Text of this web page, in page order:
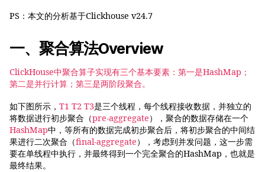
PS：本文的分析基于Clickhouse v24.7
一、聚合算法Overview
ClickHouse中聚合算子实现有三个基本要素：第一是HashMap；
第二是并行计算；第三是两阶段聚合。
如下图所示， T1 T2 T3是三个线程，每个线程接收数据，并独立的
将数据进行初步聚合（pre-aggregate），聚合的数据存储在一个
HashMap中，等所有的数据完成初步聚合后，将初步聚合的中间结
果进行二次聚合（final-aggregate），考虑到并发问题，这一步需
要在单线程中执行，并最终得到一个完全聚合的HashMap，也就是
最终结果。